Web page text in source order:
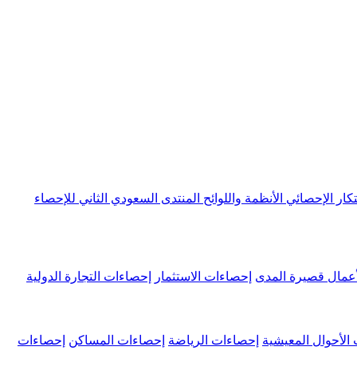
الإحصائي الأنظمة واللوائح المنتدى السعودي الثاني للإحصاء
قصيرة المدى إحصاءات الاستثمار إحصاءات التجارة الدولية
الأحوال المعيشية إحصاءات الرياضة إحصاءات المساكن إحصاءات